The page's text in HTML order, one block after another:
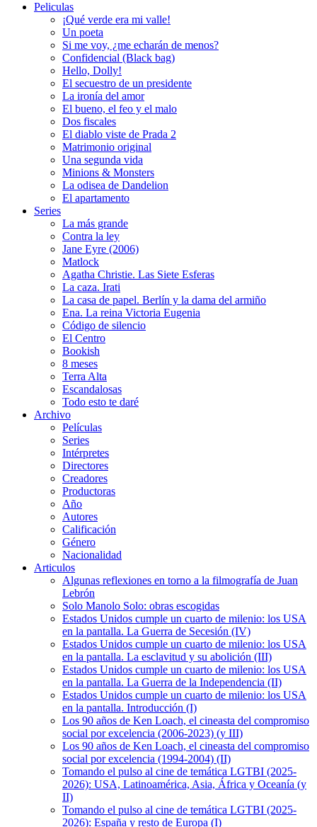
Peliculas
¡Qué verde era mi valle!
Un poeta
Si me voy, ¿me echarán de menos?
Confidencial (Black bag)
Hello, Dolly!
El secuestro de un presidente
La ironía del amor
El bueno, el feo y el malo
Dos fiscales
El diablo viste de Prada 2
Matrimonio original
Una segunda vida
Minions & Monsters
La odisea de Dandelion
El apartamento
Series
La más grande
Contra la ley
Jane Eyre (2006)
Matlock
Agatha Christie. Las Siete Esferas
La caza. Irati
La casa de papel. Berlín y la dama del armiño
Ena. La reina Victoria Eugenia
Código de silencio
El Centro
Bookish
8 meses
Terra Alta
Escandalosas
Todo esto te daré
Archivo
Películas
Series
Intérpretes
Directores
Creadores
Productoras
Año
Autores
Calificación
Género
Nacionalidad
Articulos
Algunas reflexiones en torno a la filmografía de Juan
Lebrón
Solo Manolo Solo: obras escogidas
Estados Unidos cumple un cuarto de milenio: los USA
en la pantalla. La Guerra de Secesión (IV)
Estados Unidos cumple un cuarto de milenio: los USA
en la pantalla. La esclavitud y su abolición (III)
Estados Unidos cumple un cuarto de milenio: los USA
en la pantalla. La Guerra de la Independencia (II)
Estados Unidos cumple un cuarto de milenio: los USA
en la pantalla. Introducción (I)
Los 90 años de Ken Loach, el cineasta del compromiso
social por excelencia (2006-2023) (y III)
Los 90 años de Ken Loach, el cineasta del compromiso
social por excelencia (1994-2004) (II)
Tomando el pulso al cine de temática LGTBI (2025-
2026): USA, Latinoamérica, Asia, África y Oceanía (y
II)
Tomando el pulso al cine de temática LGTBI (2025-
2026): España y resto de Europa (I)